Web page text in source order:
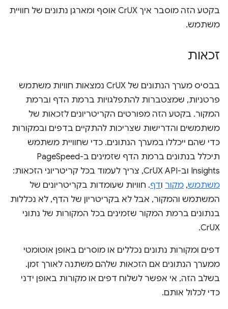
בקטע הזה מוסבר איך CrUX אוסף ומארגן נתונים של חוויית
משתמש.
זכאות
בבסיס מערך הנתונים של CrUX נמצאות חוויות משתמש
פרטניות, שמצטברות להתפלגויות ברמת הדף וברמת
המקור. בקטע הזה מפורטים הקריטריונים לזכאות של
משתמשים והדרישות שצריכות להתקיים בדפים ובמקורות
כדי שהם ייכללו במערך הנתונים. כדי שחוויית משתמש
תיכלל בנתונים ברמת הדף שזמינים ב-PageSpeed
Insights וב-CrUX API, צריך לעמוד בכל קריטריוני הזכאות:
משתמש, מקור ודף. חוויות שעומדות בקריטריונים של
המשתמש והמקור, אבל לא בקריטריון של הדף, לא נכללות
בנתונים ברמת המקור שזמינים בכל המקורות של נתוני
CrUX.
דפים ומקורות נתונים נכללים או מוסרים באופן אוטומטי
ממערך הנתונים אם הזכאות שלהם משתנה לאורך זמן.
בשלב הזה, אי אפשר לשלוח דפים או מקורות באופן ידני
כדי לכלול אותם.